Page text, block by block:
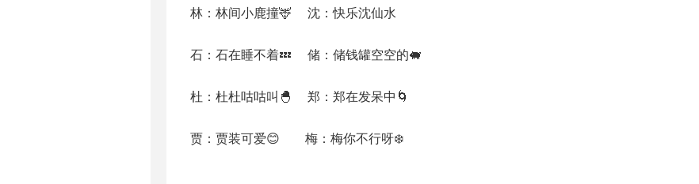
林：林间小鹿撞🦌 沈：快乐沈仙水
石：石在睡不着💤 储：储钱罐空空的🐖
杜：杜杜咕咕叫🐣 郑：郑在发呆中🌀
贾：贾装可爱😊 梅：梅你不行呀❄️